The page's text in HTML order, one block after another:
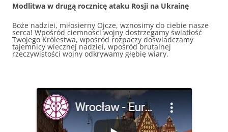
Modlitwa w drugą rocznicę ataku Rosji na Ukrainę
Boże nadziei, miłosierny Ojcze, wznosimy do ciebie nasze
serca! Wpośród ciemności wojny dostrzegamy światłość
Twojego Królestwa, wpośród rozpaczy doświadczamy
tajemnicy wiecznej nadziei, wpośród brutalnej
rzeczywistości wojny odkrywamy głębię wiary.